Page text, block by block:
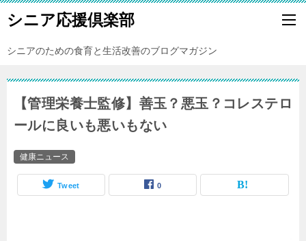
シニア応援倶楽部
シニアのための食育と生活改善のブログマガジン
【管理栄養士監修】善玉？悪玉？コレステロ
ールに良いも悪いもない
健康ニュース
Tweet 0